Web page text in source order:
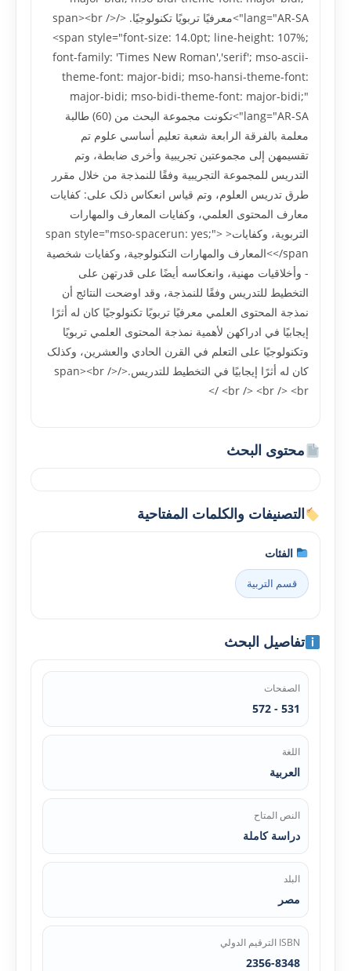
lang="AR-SA">معرفيًا تربويًا تکنولوجيًا. </span><br />
<span style="font-size: 14.0pt; line-height: 107%;
font-family: 'Times New Roman','serif'; mso-ascii-
theme-font: major-bidi; mso-hansi-theme-font:
major-bidi; mso-bidi-theme-font: major-bidi;"
lang="AR-SA">تکونت مجموعة البحث من (60) طالبة
معلمة بالفرقة الرابعة شعبة تعليم أساسي علوم تم
تقسيمهن إلى مجموعتين تجريبية وأخرى ضابطة، وتم
التدريس للمجموعة التجريبية وفقًا للنمذجة من خلال مقرر
طرق تدريس العلوم، وتم قياس انعکاس ذلک على: کفايات
معارف المحتوى العلمي، وکفايات المعارف والمهارات
التربوية، وکفايات<span style="mso-spacerun: yes;">
</span>المعارف والمهارات التکنولوجية، وکفايات شخصية
- وأخلاقيات مهنية، وانعکاسه أيضًا على قدرتهن على
التخطيط للتدريس وفقًا للنمذجة، وقد اوضحت النتائج أن
نمذجة المحتوى العلمي معرفيًا تربويًا تکنولوجيًا کان له أثرًا
إيجابيًا في ادراکهن لأهمية نمذجة المحتوى العلمي تربويًا
وتکنولوجيًا على التعلم في القرن الحادي والعشرين، وکذلک
کان له أثرًا إيجابيًا في التخطيط للتدريس.</span><br />
<br /> <br /> <br />
محتوى البحث
التصنيفات والكلمات المفتاحية
الفئات
قسم التربية
تفاصيل البحث
الصفحات
531 - 572
اللغة
العربية
النص المتاح
دراسة كاملة
البلد
مصر
ISBN الترقيم الدولي
2356-8348